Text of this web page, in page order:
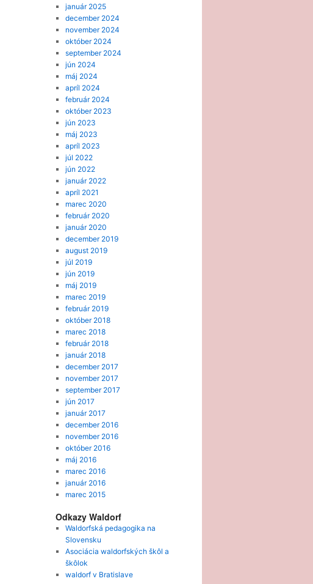
január 2025
december 2024
november 2024
október 2024
september 2024
jún 2024
máj 2024
apríl 2024
február 2024
október 2023
jún 2023
máj 2023
apríl 2023
júl 2022
jún 2022
január 2022
apríl 2021
marec 2020
február 2020
január 2020
december 2019
august 2019
júl 2019
jún 2019
máj 2019
marec 2019
február 2019
október 2018
marec 2018
február 2018
január 2018
december 2017
november 2017
september 2017
jún 2017
január 2017
december 2016
november 2016
október 2016
máj 2016
marec 2016
január 2016
marec 2015
Odkazy Waldorf
Waldorfská pedagogika na
Slovensku
Asociácia waldorfských škôl a
škôlok
waldorf v Bratislave